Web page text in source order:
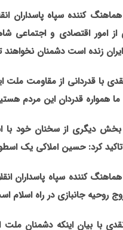
کننده سپاه پاسداران
از امور اقتصادی و اجتماعی
زنده است دشمنان نخواهند
با قدردانی از مقاومت ملت
همواره قدردان این مردم
دیگری از سخنان خود با
تاکید کرد: حسین املاکی یک
کننده سپاه پاسداران
روحیه جانبازی در راه